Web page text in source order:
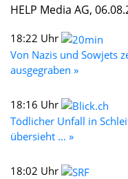
HELP Media AG,
18:22 Uhr
Von Nazis und Sowjets
ausgegraben »
18:16 Uhr
Tödlicher Unfall in
übersieht ... »
18:02 Uhr